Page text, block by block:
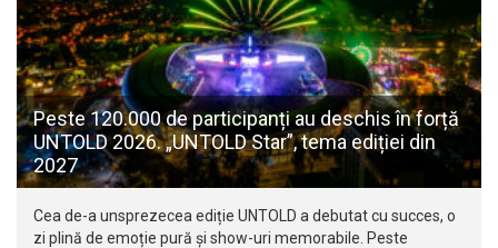
Peste 120.000 de participanți au deschis în forță
UNTOLD 2026. „UNTOLD Star”, tema ediției din
2027
Cea de-a unsprezecea ediție UNTOLD a debutat cu succes, o
zi plină de emoție pură și show-uri memorabile. Peste